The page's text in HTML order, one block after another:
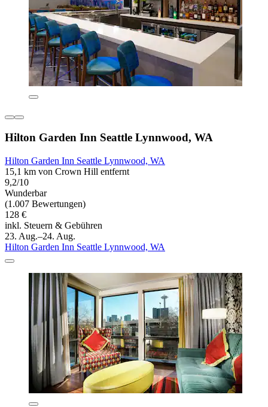
Hilton Garden Inn Seattle Lynnwood, WA
Hilton Garden Inn Seattle Lynnwood, WA
15,1 km von Crown Hill entfernt
9,2/10
Wunderbar
(1.007 Bewertungen)
128 €
inkl. Steuern & Gebühren
23. Aug.–24. Aug.
Hilton Garden Inn Seattle Lynnwood, WA